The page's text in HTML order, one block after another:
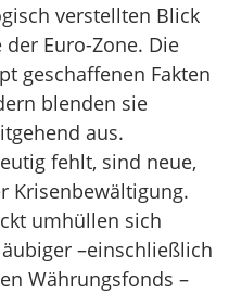
verstellten Blick
Euro-Zone. Die
geschaffenen Fakten
blenden sie
aus.
fehlt, sind neue,
Krisenbewältigung.
umhüllen sich
–einschließlich
Währungsfonds –